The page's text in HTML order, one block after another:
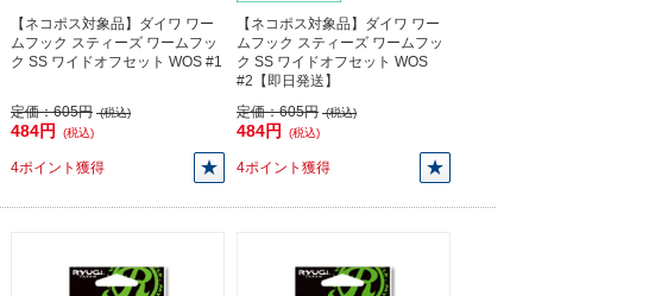
【ネコポス対象品】ダイワ ワー
ムフック スティーズ ワームフッ
ク SS ワイドオフセット WOS #1
定価：605円 (税込)
484円 (税込)
4ポイント獲得
【ネコポス対象品】ダイワ ワー
ムフック スティーズ ワームフッ
ク SS ワイドオフセット WOS
#2【即日発送】
定価：605円 (税込)
484円 (税込)
4ポイント獲得